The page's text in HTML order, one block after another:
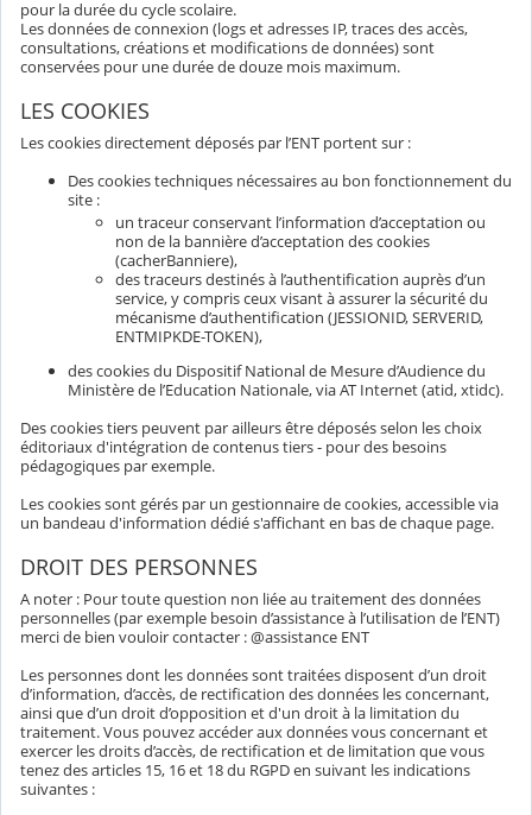
pour la durée du cycle scolaire.
Les données de connexion (logs et adresses IP, traces des accès,
consultations, créations et modifications de données) sont
conservées pour une durée de douze mois maximum.
LES COOKIES
Les cookies directement déposés par l’ENT portent sur :
Des cookies techniques nécessaires au bon fonctionnement du
site :
un traceur conservant l’information d’acceptation ou
non de la bannière d’acceptation des cookies
(cacherBanniere),
des traceurs destinés à l’authentification auprès d’un
service, y compris ceux visant à assurer la sécurité du
mécanisme d’authentification (JESSIONID, SERVERID,
ENTMIPKDE-TOKEN),
des cookies du Dispositif National de Mesure d’Audience du
Ministère de l’Education Nationale, via AT Internet (atid, xtidc).
Des cookies tiers peuvent par ailleurs être déposés selon les choix
éditoriaux d'intégration de contenus tiers - pour des besoins
pédagogiques par exemple.
Les cookies sont gérés par un gestionnaire de cookies, accessible via
un bandeau d'information dédié s'affichant en bas de chaque page.
DROIT DES PERSONNES
A noter : Pour toute question non liée au traitement des données
personnelles (par exemple besoin d’assistance à l’utilisation de l’ENT)
merci de bien vouloir contacter : @assistance ENT
Les personnes dont les données sont traitées disposent d’un droit
d’information, d’accès, de rectification des données les concernant,
ainsi que d’un droit d’opposition et d'un droit à la limitation du
traitement. Vous pouvez accéder aux données vous concernant et
exercer les droits d’accès, de rectification et de limitation que vous
tenez des articles 15, 16 et 18 du RGPD en suivant les indications
suivantes :